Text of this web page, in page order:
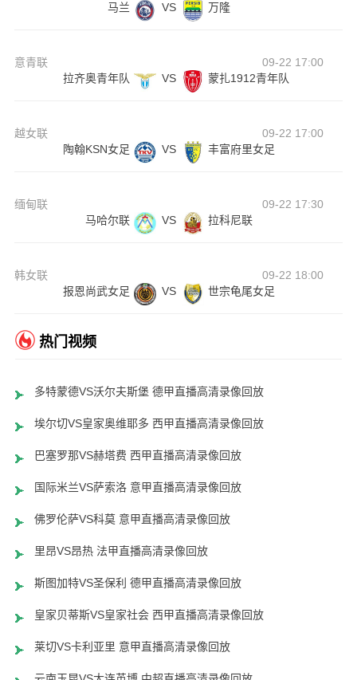
马兰
VS 万隆
意青联
09-22 17:00
拉齐奥青年队
VS 蒙扎1912青年队
越女联
09-22 17:00
陶翰KSN女足
VS 丰富府里女足
缅甸联
09-22 17:30
马哈尔联
VS 拉科尼联
韩女联
09-22 18:00
报恩尚武女足
VS 世宗龟尾女足
热门视频
多特蒙德VS沃尔夫斯堡 德甲直播高清录像回放
埃尔切VS皇家奥维耶多 西甲直播高清录像回放
巴塞罗那VS赫塔费 西甲直播高清录像回放
国际米兰VS萨索洛 意甲直播高清录像回放
佛罗伦萨VS科莫 意甲直播高清录像回放
里昂VS昂热 法甲直播高清录像回放
斯图加特VS圣保利 德甲直播高清录像回放
皇家贝蒂斯VS皇家社会 西甲直播高清录像回放
莱切VS卡利亚里 意甲直播高清录像回放